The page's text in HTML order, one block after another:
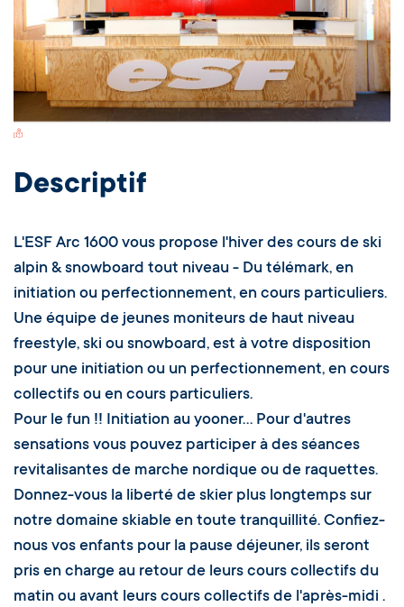
Switch Carte/Photos
Descriptif
L'ESF Arc 1600 vous propose l'hiver des cours de ski
alpin & snowboard tout niveau - Du télémark, en
initiation ou perfectionnement, en cours particuliers.
Une équipe de jeunes moniteurs de haut niveau
freestyle, ski ou snowboard, est à votre disposition
pour une initiation ou un perfectionnement, en cours
collectifs ou en cours particuliers.
Pour le fun !! Initiation au yooner... Pour d'autres
sensations vous pouvez participer à des séances
revitalisantes de marche nordique ou de raquettes.
Donnez-vous la liberté de skier plus longtemps sur
notre domaine skiable en toute tranquillité. Confiez-
nous vos enfants pour la pause déjeuner, ils seront
pris en charge au retour de leurs cours collectifs du
matin ou avant leurs cours collectifs de l'après-midi .